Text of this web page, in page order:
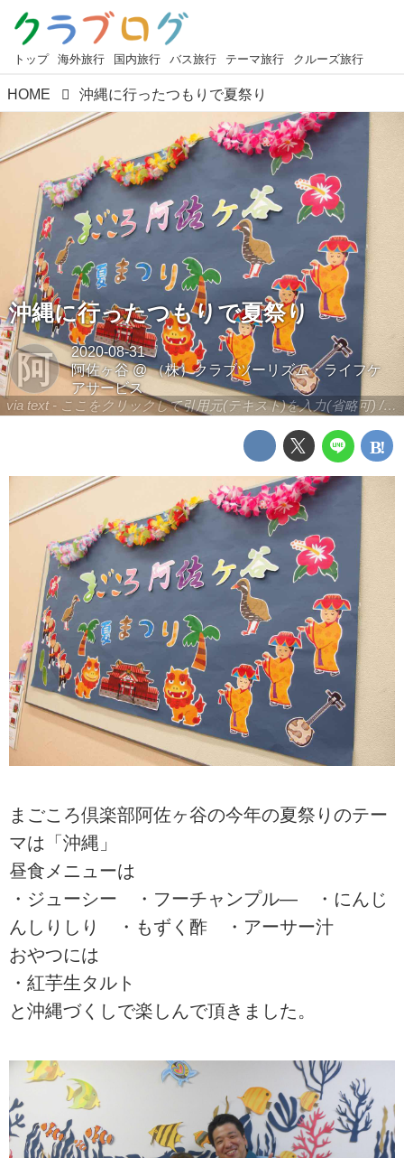
トップ 海外旅行 国内旅行 バス旅行 テーマ旅行 クルーズ旅行
HOME 沖縄に行ったつもりで夏祭り
via text - ここをクリックして引用元(テキスト)を入力(省略可) / site.to.link.com - ここをクリックして引用元を入力(省略可)
沖縄に行ったつもりで夏祭り
阿
2020-08-31
阿佐ヶ谷@（株）クラブツーリズム・ライフケ
アサービス
まごころ倶楽部阿佐ヶ谷の今年の夏祭りのテー
マは「沖縄」
昼食メニューは
・ジューシー ・フーチャンプル― ・にんじ
んしりしり ・もずく酢 ・アーサー汁
おやつには
・紅芋生タルト
と沖縄づくしで楽しんで頂きました。